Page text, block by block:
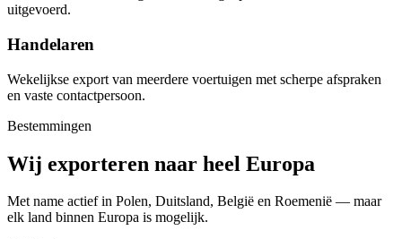
uitgevoerd.
Handelaren
Wekelijkse export van meerdere voertuigen met scherpe afspraken
en vaste contactpersoon.
Bestemmingen
Wij exporteren naar heel Europa
Met name actief in Polen, Duitsland, België en Roemenië — maar
elk land binnen Europa is mogelijk.